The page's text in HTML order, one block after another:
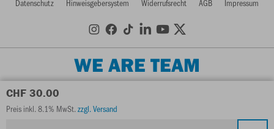
CHF 30.00
Preis inkl. 8.1% MwSt.zzgl. Versand
Datenschutz Hinweisgebersystem Widerrufsrecht AGB Impressum
WE ARE TEAM